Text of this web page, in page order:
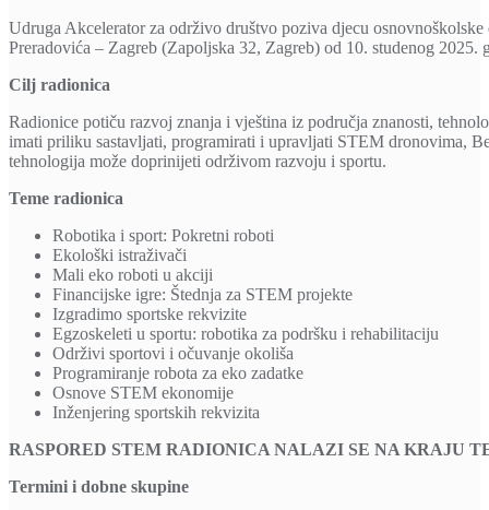
Udruga Akcelerator za održivo društvo poziva djecu
Preradovića – Zagreb (Zapoljska 32, Zagreb) od 10. studenog 2025.
Cilj radionica
Radionice potiču razvoj znanja i vještina iz područja znanosti,
imati priliku sastavljati, programirati i upravljati STEM dronovima,
tehnologija može doprinijeti održivom razvoju i sportu.
Teme radionica
Robotika i sport: Pokretni roboti
Ekološki istraživači
Mali eko roboti u akciji
Financijske igre: Štednja za STEM projekte
Izgradimo sportske rekvizite
Egzoskeleti u sportu: robotika za podršku i rehabilitaciju
Održivi sportovi i očuvanje okoliša
Programiranje robota za eko zadatke
Osnove STEM ekonomije
Inženjering sportskih rekvizita
RASPORED STEM RADIONICA NALAZI SE NA KRAJU
Termini i dobne skupine